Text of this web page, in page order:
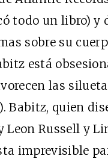
todo un libro) y
sobre su
está
las
Babitz, quien
Leon Russell y
imprevisible